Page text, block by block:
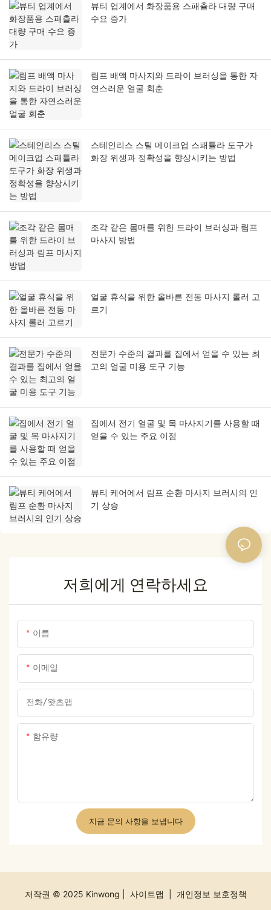
뷰티 업계에서 화장품용 스패츌라 대량 구매
수요 증가
림프 배액 마사지와 드라이 브러싱을 통한 자
연스러운 얼굴 회춘
스테인리스 스틸 메이크업 스패튤라 도구가
화장 위생과 정확성을 향상시키는 방법
조각 같은 몸매를 위한 드라이 브러싱과 림프
마사지 방법
얼굴 휴식을 위한 올바른 전동 마사지 롤러 고
르기
전문가 수준의 결과를 집에서 얻을 수 있는 최
고의 얼굴 미용 도구 기능
집에서 전기 얼굴 및 목 마사지기를 사용할 때
얻을 수 있는 주요 이점
뷰티 케어에서 림프 순환 마사지 브러시의 인
기 상승
저희에게 연락하세요
이름
이메일
전화/왓츠앱
함유량
지금 문의 사항을 보냅니다
저작권 © 2025 Kinwong | 사이트맵 개인정보 보호정책